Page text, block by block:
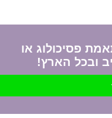
פסיכולוג או
ובכל הארץ!